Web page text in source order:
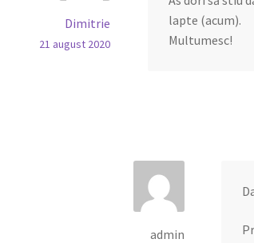
Dimitrie
21 august 2020
lapte (acum).
Multumesc!
admin